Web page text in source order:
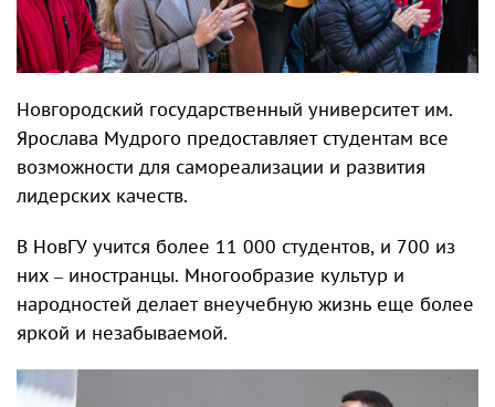
Новгородский государственный университет им.
Ярослава Мудрого предоставляет студентам все
возможности для самореализации и развития
лидерских качеств.
В НовГУ учится более 11 000 студентов, и 700 из
них – иностранцы. Многообразие культур и
народностей делает внеучебную жизнь еще более
яркой и незабываемой.